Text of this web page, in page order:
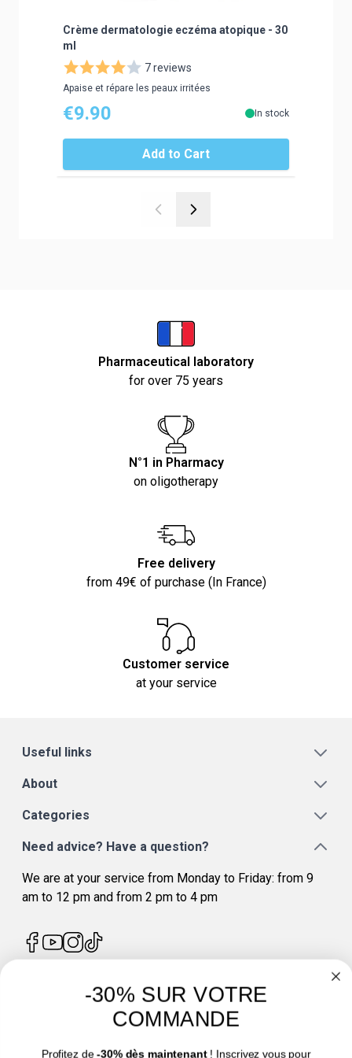
Crème dermatologie eczéma atopique - 30
ml
7 reviews
Apaise et répare les peaux irritées
€9.90 In stock
Add to Cart
Pharmaceutical laboratory
for over 75 years
N°1 in Pharmacy
on oligotherapy
Free delivery
from 49€ of purchase (In France)
Customer service
at your service
Useful links
About
Categories
Need advice? Have a question?
We are at your service from Monday to Friday: from 9
am to 12 pm and from 2 pm to 4 pm
4.7/5
-30% SUR VOTRE
COMMANDE
Profitez de -30% dès maintenant! Inscrivez vous pour